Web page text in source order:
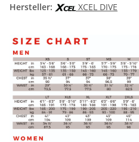
Hersteller:
XCEL DIVE